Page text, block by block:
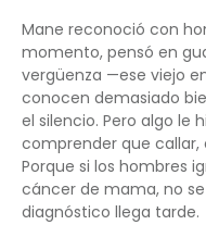
Mane reconoció con
momento, pensó en
vergüenza —ese viejo
conocen demasiado
el silencio. Pero algo le
comprender que
Porque si los hombres
cáncer de mama, no
diagnóstico llega tarde.